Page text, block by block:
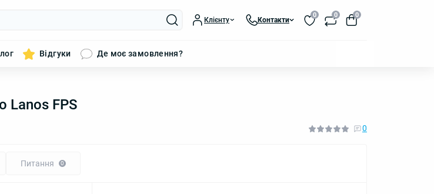
Клієнту Контакти
0 0 0
Відгуки Де моє замовлення?
Lanos FPS
0
Питання 0